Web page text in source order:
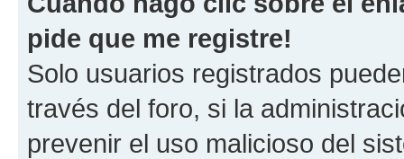
pide que me registre!
Solo usuarios registrados
través del foro, si la
prevenir el uso malicioso del